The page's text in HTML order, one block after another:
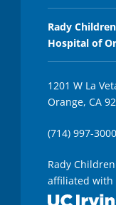
Rady
Hospital of
1201 W La
Orange, CA
(714) 997-3000
Rady
affiliated with